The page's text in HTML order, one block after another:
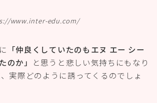
www.inter-edu.com/
「仲良くしていたのもエヌ エー シー
のか」
と思うと悲しい気持ちにもなり
実際どのように誘ってくるのでしょ